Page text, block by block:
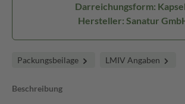
Darreichungsform:
Hersteller: Sanatur
Packungsbeilage LMIV Angaben
Beschreibung